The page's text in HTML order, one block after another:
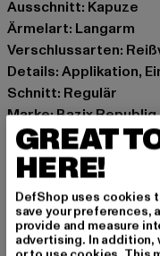
Ausschnitt: Kapuze
Ärmelart: Langarm
Verschlussarten:
Details: Applikation,
Schnitt: Regulär
Marke: Bazix Republiq
Kat.: Zip Hoodies
Farbe: beige
Hersteller Farbe:
Polyester
Art.Nr:
GREAT
HERE!
DefShop uses cookies
save your preferences,
provide and measure
advertising. In